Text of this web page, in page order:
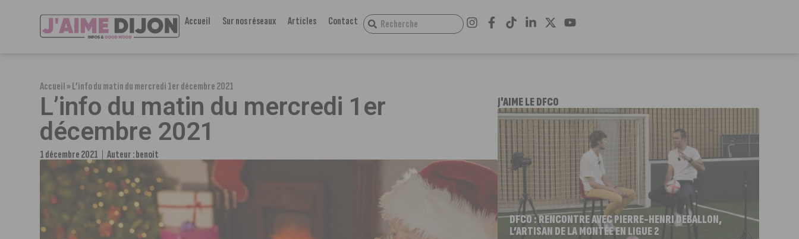
Accueil Sur nos réseaux Articles Contact
Accueil»L’info du matin du mercredi 1er décembre 2021
L’info du matin du mercredi 1er
décembre 2021
1 décembre 2021 Auteur :benoit
J'AIME LE DFCO
DFCO : RENCONTRE AVEC PIERRE-HENRI DEBALLON,
L’ARTISAN DE LA MONTÉE EN LIGUE 2